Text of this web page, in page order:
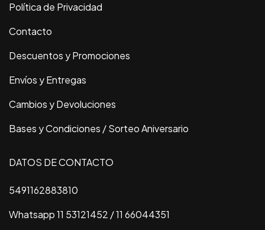
Política de Privacidad
Contacto
Descuentos y Promociones
Envíos y Entregas
Cambios y Devoluciones
Bases y Condiciones / Sorteo Aniversario
DATOS DE CONTACTO
5491162883810
Whatsapp 11 53121452 / 11 66044351